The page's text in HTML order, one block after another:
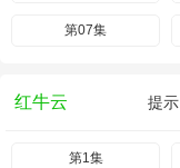
第07集
红牛云 提
第1集